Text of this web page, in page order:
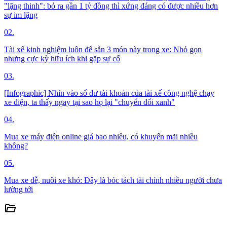
"lặng thinh": bỏ ra gần 1 tỷ đồng thì xứng đáng có được nhiều hơn
sự im lặng
02.
Tài xế kinh nghiệm luôn để sẵn 3 món này trong xe: Nhỏ gọn
nhưng cực kỳ hữu ích khi gặp sự cố
03.
[Infographic] Nhìn vào số dư tài khoản của tài xế công nghệ chạy
xe điện, ta thấy ngay tại sao họ lại "chuyển đổi xanh"
04.
Mua xe máy điện online giá bao nhiêu, có khuyến mãi nhiều
không?
05.
Mua xe dễ, nuôi xe khó: Đây là bóc tách tài chính nhiều người chưa
lường tới
folder_open